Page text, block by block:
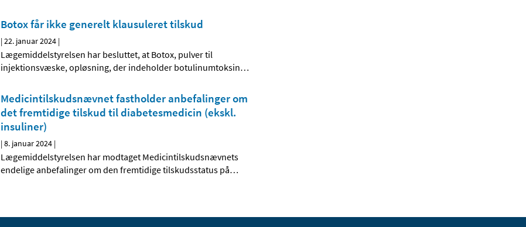
Botox får ikke generelt klausuleret tilskud
|22. januar 2024 |
Lægemiddelstyrelsen har besluttet, at Botox, pulver til
injektionsvæske, opløsning, der indeholder botulinumtoksin…
Medicintilskudsnævnet fastholder anbefalinger om
det fremtidige tilskud til diabetesmedicin (ekskl.
insuliner)
|8. januar 2024 |
Lægemiddelstyrelsen har modtaget Medicintilskudsnævnets
endelige anbefalinger om den fremtidige tilskudsstatus på…